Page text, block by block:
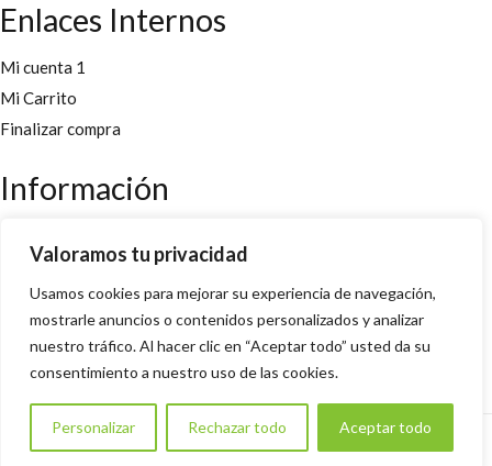
Valoramos tu privacidad
Usamos cookies para mejorar su experiencia de navegación,
mostrarle anuncios o contenidos personalizados y analizar
nuestro tráfico. Al hacer clic en “Aceptar todo” usted da su
consentimiento a nuestro uso de las cookies.
Personalizar Rechazar todo Aceptar todo
Enlaces Internos
Mi cuenta 1
Mi Carrito
Finalizar compra
Información
Políticas y cookies
Política de privacidad y condiciones
Copyright 2022 © Desarrollado porInnoweb Mediapara
Ervanaria Ayamonte. Todos los derechos reservados.